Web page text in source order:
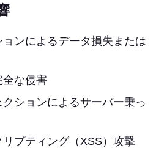
ンによるデータ損失または
全な侵害
ションによるサーバー乗っ
プティング（XSS）攻撃